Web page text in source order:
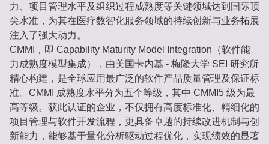
力、项目管理水平及组织过程成熟度等关键领域达到国际顶
尖水准，为其在医疗数智化服务领域的持续创新与业务拓展
注入了强大动力。
CMMI，即 Capability Maturity Model Integration（软件能
力成熟度模型集成），由美国卡内基 - 梅隆大学 SEI 研究所
精心构建，是全球应用最广泛的软件产品质量管理及保证标
准。CMMI 成熟度水平分为五个等级，其中 CMMI5 级为最
高等级。获此认证的企业，不仅拥有高度标准化、精细化的
项目管理与软件开发流程，更具备卓越的持续改进机制与创
新能力，能够基于量化分析驱动过程优化，实现绩效的显著